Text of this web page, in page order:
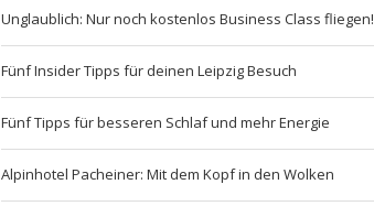
Unglaublich: Nur noch kostenlos Business Class fliegen!
Fünf Insider Tipps für deinen Leipzig Besuch
Fünf Tipps für besseren Schlaf und mehr Energie
Alpinhotel Pacheiner: Mit dem Kopf in den Wolken